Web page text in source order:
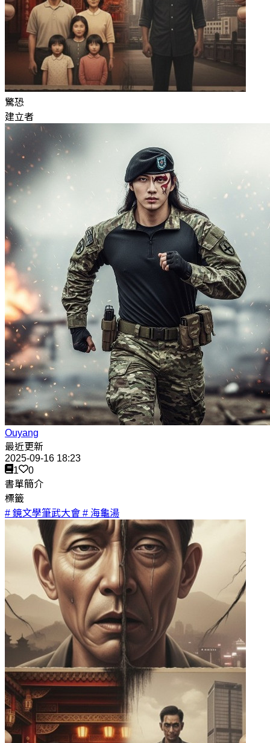
驚恐
建立者
Ouyang
最近更新
2025-09-16 18:23
1
0
書單簡介
標籤
# 鏡文學筆武大會 # 海龜湯